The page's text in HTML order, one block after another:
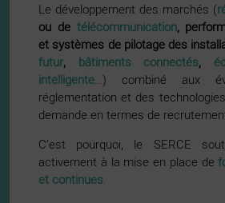
Le développement des marchés (
ou de télécommunication,
et systèmes de pilotage des
futur, bâtiments connectés,
intelligente…) combiné aux
réglementation et des
demande en termes de
C’est pourquoi, le SERCE
activement à la mise en place de
et continues.